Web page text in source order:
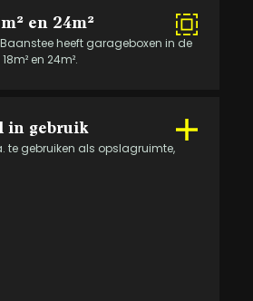
en 24m²
heeft garageboxen in de
en 24m².
in gebruik
te gebruiken als opslagruimte,